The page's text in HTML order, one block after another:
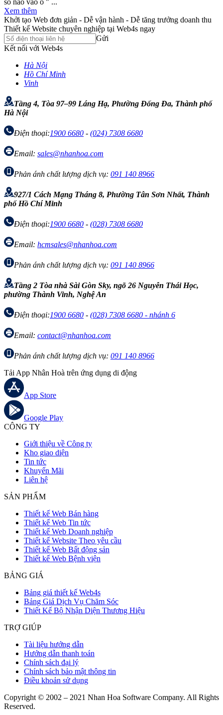
số nào vào ô " ...
Xem thêm
Khởi tạo Web đơn giản - Dễ vận hành - Dễ tăng trưởng doanh thu
Thiết kế Website chuyên nghiệp tại Web4s ngay
Gửi
Kết nối với Web4s
Hà Nội
Hồ Chí Minh
Vinh
Tầng 4, Tòa 97–99 Láng Hạ, Phường Đống Đa, Thành phố
Hà Nội
Điện thoại:1900 6680 - (024) 7308 6680
Email: sales@nhanhoa.com
Phản ánh chất lượng dịch vụ: 091 140 8966
927/1 Cách Mạng Tháng 8, Phường Tân Sơn Nhất, Thành
phố Hồ Chí Minh
Điện thoại:1900 6680 - (028) 7308 6680
Email: hcmsales@nhanhoa.com
Phản ánh chất lượng dịch vụ: 091 140 8966
Tầng 2 Tòa nhà Sài Gòn Sky, ngõ 26 Nguyễn Thái Học,
phường Thành Vinh, Nghệ An
Điện thoại:1900 6680 - (028) 7308 6680 - nhánh 6
Email: contact@nhanhoa.com
Phản ánh chất lượng dịch vụ: 091 140 8966
Tải App Nhân Hoà trên ứng dụng di động
App Store
Google Play
CÔNG TY
Giới thiệu về Công ty
Kho giao diện
Tin tức
Khuyến Mãi
Liên hệ
SẢN PHẨM
Thiết kế Web Bán hàng
Thiết kế Web Tin tức
Thiết kế Web Doanh nghiệp
Thiết kế Website Theo yêu cầu
Thiết kế Web Bất động sản
Thiết kế Web Bệnh viện
BẢNG GIÁ
Bảng giá thiết kế Web4s
Bảng Giá Dịch Vụ Chăm Sóc
Thiết Kế Bộ Nhận Diện Thương Hiệu
TRỢ GIÚP
Tài liệu hướng dẫn
Hướng dẫn thanh toán
Chính sách đại lý
Chính sách bảo mật thông tin
Điều khoản sử dụng
Copyright © 2002 – 2021 Nhan Hoa Software Company. All Rights
Reserved.